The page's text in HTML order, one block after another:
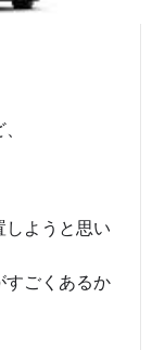
ようと思い
すごくあるか